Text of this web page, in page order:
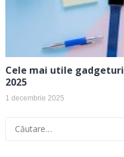
Cele mai utile
2025
1 decembrie 2025
Caută